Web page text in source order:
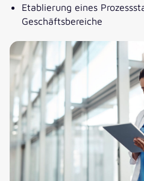
Etablierung eines
Geschäftsbereiche